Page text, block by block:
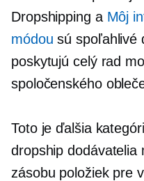
Dropshipping a Môj
módou sú spoľahlivé
poskytujú celý rad
spoločenského
Toto je ďalšia
dropship dodávatelia
zásobu položiek pre